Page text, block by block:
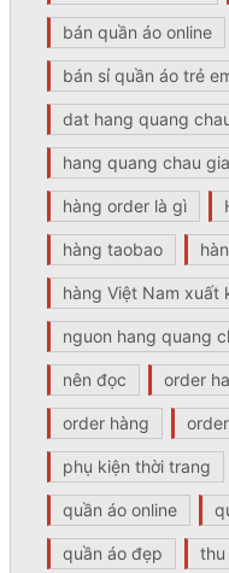
bán quần áo online
bán sỉ quần áo trẻ
dat hang quang
hang quang chau
hàng order là gì
hàng taobao
hàng Việt Nam xuất
nguon hang quang
nên đọc order
order hàng
phụ kiện thời trang
quần áo online
quần áo đẹp thu